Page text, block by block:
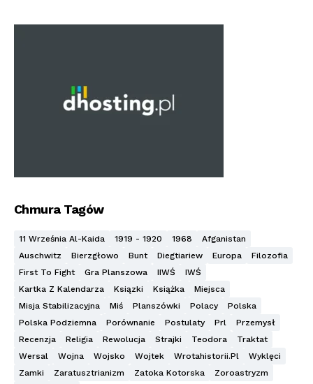
Chmura Tagów
11 Września Al-Kaida 1919 - 1920 1968
Afganistan
Auschwitz
Bierzgłowo Bunt Diegtiariew Europa
Filozofia
First To Fight
Gra Planszowa IIWŚ
IWŚ
Kartka Z Kalendarza
Ksiązki Książka
Miejsca
Misja Stabilizacyjna
Miś Planszówki Polacy
Polska
Polska Podziemna
Porównanie Postulaty Prl
Przemysł
Recenzja
Religia Rewolucja Strajki Teodora
Traktat
Wersal
Wojna Wojsko Wojtek Wrotahistorii.pl
Wyklęci
Zamki
Zaratusztrianizm Zatoka Kotorska
Zoroastryzm